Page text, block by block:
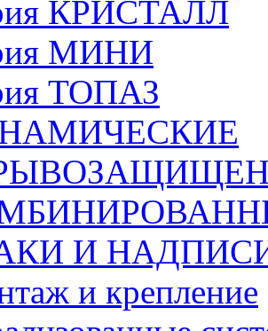
КРИСТАЛЛ
МИНИ
ТОПАЗ
И
и крепление